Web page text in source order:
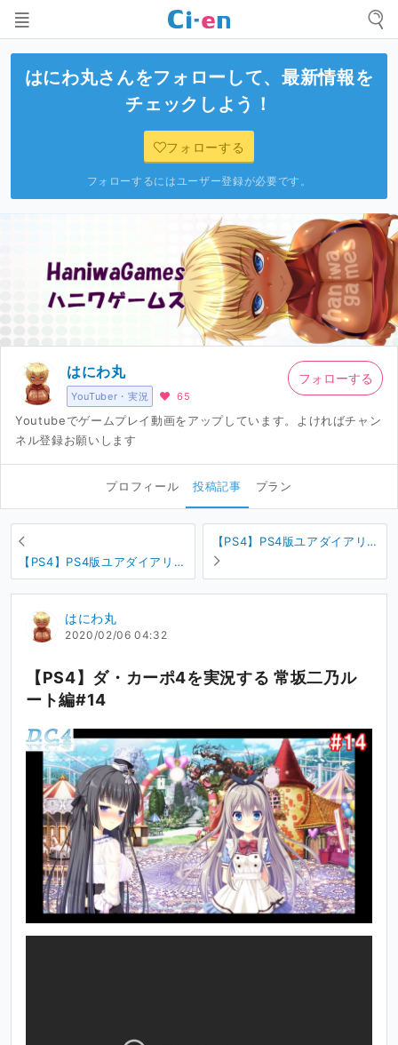
はにわ丸さんをフォローして、最新情報を
チェックしよう！
フォローする
フォローするにはユーザー登録が必要です。
YouTuber・実況
はにわ丸
65
Youtubeでゲームプレイ動画をアップしています。よければチャン
ネル登録お願いします
フォローする
プロフィール 投稿記事 プラン
【PS4】PS4版ユアダイアリー
+の体験版を実況する #21
【PS4】PS4版ユアダイアリー
はにわ丸
2020/02/06 04:32
【PS4】ダ・カーポ4を実況する 常坂二乃ル
ート編#14